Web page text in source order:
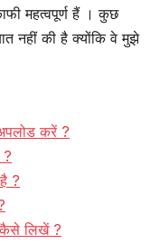
महत्वपूर्ण हैं । कुछ
नहीं की है क्योंकि वे मुझे
करें ?
?
लिखें ?